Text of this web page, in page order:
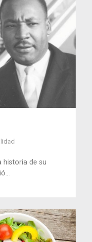
historia de su